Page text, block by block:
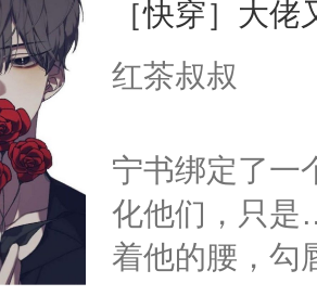
［快穿］大
红茶叔叔
宁书绑定了一
化他们，只是
着他的腰，勾